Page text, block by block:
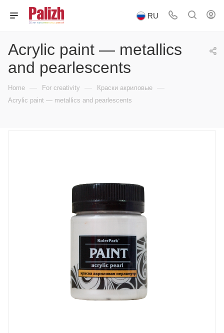
RU
Acrylic paint — metallics
and pearlescents
Home — For creativity — Краски акриловые —
Acrylic paint — metallics and pearlescents